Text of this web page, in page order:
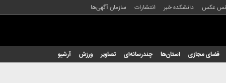
عکس دانشکده خبر انتشارات سازمان آگهی‌ها
فضای مجازی استان‌ها چندرسانه‌ای تصاویر ورزش آرشیو